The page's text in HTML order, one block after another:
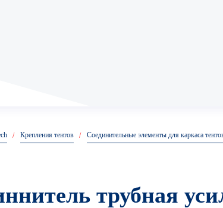
Анкеры
Крепления тентов Соединительные элементы для каркаса
трубная